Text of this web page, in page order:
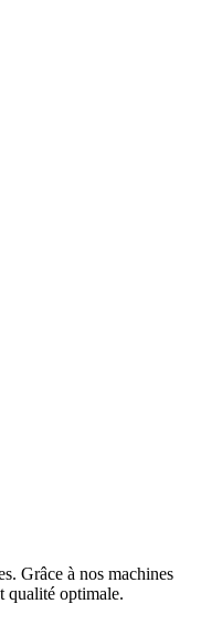
Grâce à nos machines
qualité optimale.